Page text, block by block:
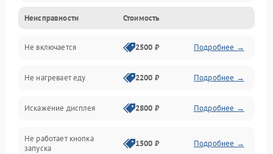
Дверца и корпус
Механика и внутренние элементы
Механические повреждения
Питание и запуск
Нагрев и приготовление
Неисправности Стоимость
Не включается 2500 ₽ Подробнее →
Не нагревает еду 2200 ₽ Подробнее →
Искажение дисплея 2800 ₽ Подробнее →
Не работает кнопка
запуска
1500 ₽ Подробнее →